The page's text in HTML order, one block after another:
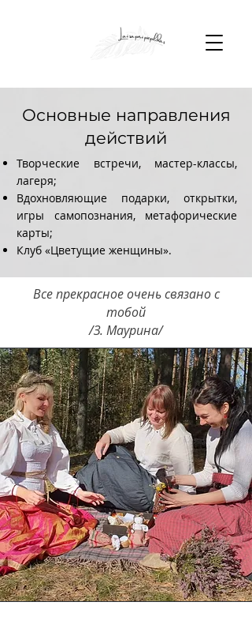
Основные направления
действий
Творческие встречи, мастер-классы,
лагеря;
Вдохновляющие подарки, открытки,
игры самопознания, метафорические
карты;
Клуб «Цветущие женщины».
Все прекрасное очень связано с
тобой
/З. Маурина/